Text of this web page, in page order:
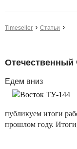
Timeseller Статьи
Отечественный
Едем вниз
публикуем итоги
прошлом году.